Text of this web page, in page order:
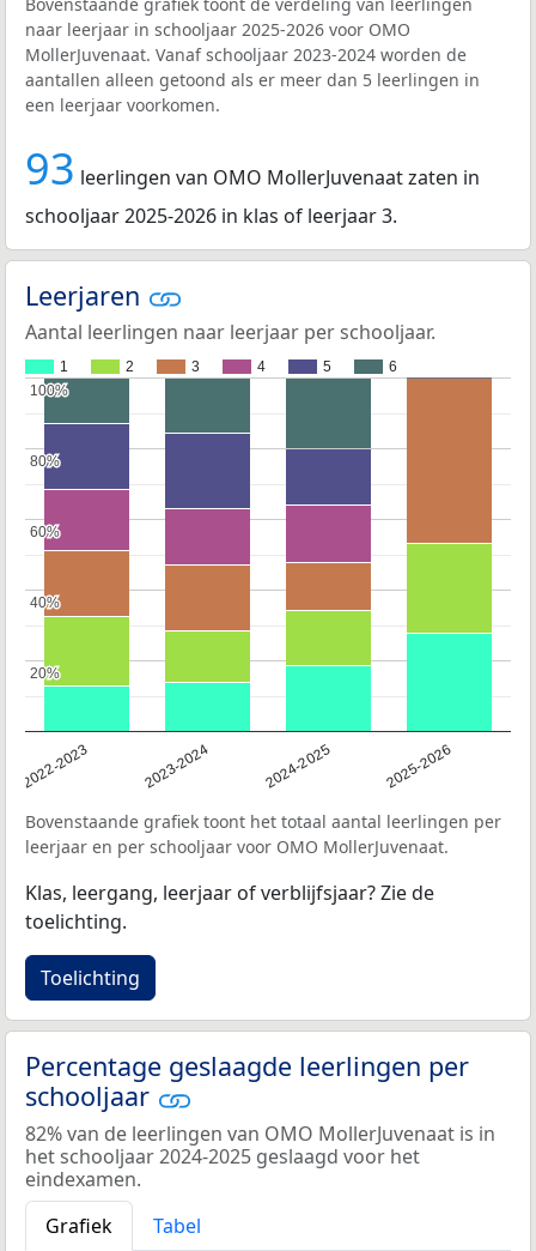
naar leerjaar in schooljaar 2025-2026 voor OMO
MollerJuvenaat. Vanaf schooljaar 2023-2024 worden de
aantallen alleen getoond als er meer dan 5 leerlingen in
een leerjaar voorkomen.
93 leerlingen van OMO MollerJuvenaat zaten in
schooljaar 2025-2026 in klas of leerjaar 3.
Leerjaren
Aantal leerlingen naar leerjaar per schooljaar.
1 2 3 4 5 6
2022-2023 2023-2024 2024-2025 2025-2026
20%
20%
40%
40%
60%
60%
80%
80%
100%
100%
Bovenstaande grafiek toont het totaal aantal leerlingen per
leerjaar en per schooljaar voor OMO MollerJuvenaat.
Klas, leergang, leerjaar of verblijfsjaar? Zie de
toelichting.
Toelichting
Percentage geslaagde leerlingen per
schooljaar
82% van de leerlingen van OMO MollerJuvenaat is in
het schooljaar 2024-2025 geslaagd voor het
eindexamen.
Grafiek
Tabel